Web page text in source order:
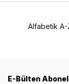
E-Bülten